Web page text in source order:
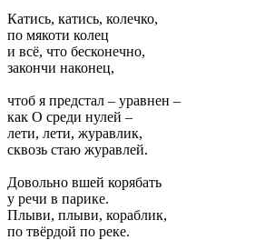
Катись, катись, колечко,
по мякоти колец
и всё, что бесконечно,
закончи наконец,
чтоб я предстал – уравнен –
как О среди нулей –
лети, лети, журавлик,
сквозь стаю журавлей.
Довольно вшей корябать
у речи в парике.
Плыви, плыви, кораблик,
по твёрдой по реке.